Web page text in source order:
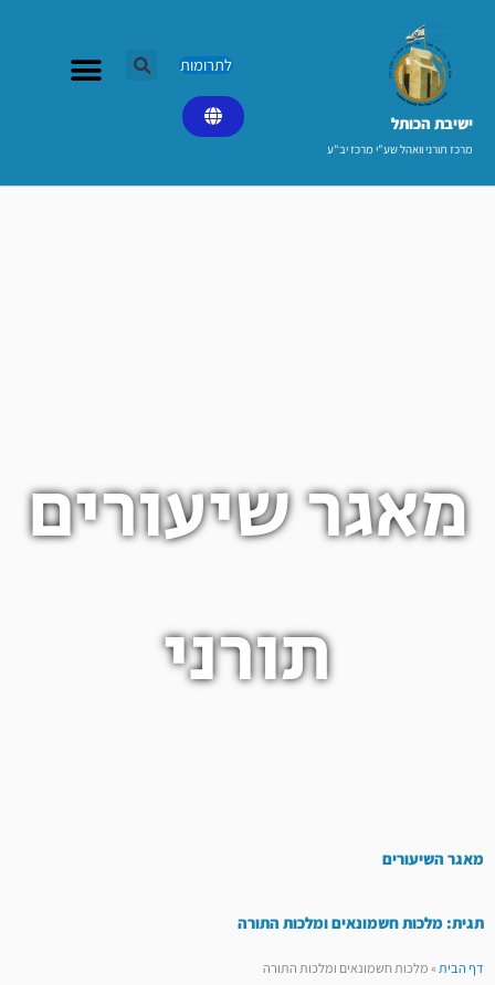
ישיבת הכותל​
מרכז תורני וואהל שע"י מרכז יב"ע
לתרומות
מאגר שיעורים
תורני
מאגר השיעורים
תגית: מלכות חשמונאים ומלכות התורה
דף הבית»מלכות חשמונאים ומלכות התורה